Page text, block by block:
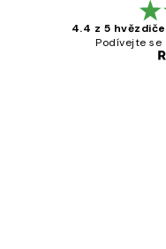
4.4 z 5
Podívejte se